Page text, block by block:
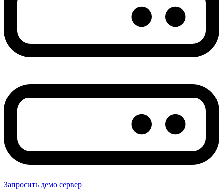
Запросить демо сервер